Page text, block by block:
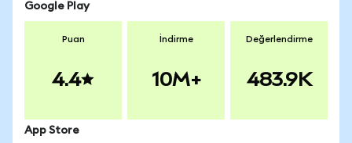
Google Play
Puan
4.4
İndirme
10M+
Değerlendirme
483.9K
App Store